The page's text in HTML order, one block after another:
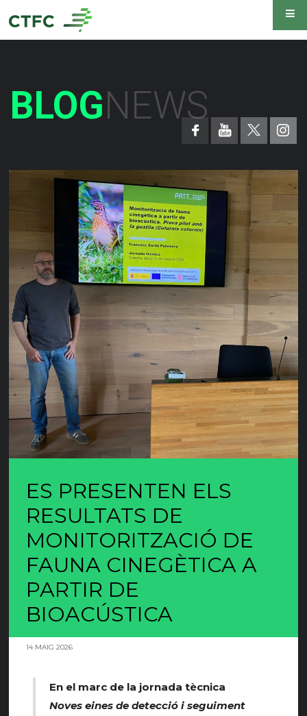
BLOGNEWS
ES PRESENTEN ELS
RESULTATS DE
MONITORITZACIÓ DE
FAUNA CINEGÈTICA A
PARTIR DE
BIOACÚSTICA
14 MAIG 2026
En el marc de la jornada tècnica
Noves eines de detecció i seguiment